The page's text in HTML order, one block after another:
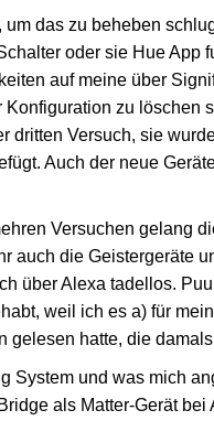
das zu beheben
oder sie Hue App
auf meine über
Konfiguration zu
dritten Versuch, sie
Auch der neue
Versuchen gelang
auch die Geistergeräte
über Alexa tadellos.
weil ich es a) für
gelesen hatte, die
System und was mich
als Matter-Gerät